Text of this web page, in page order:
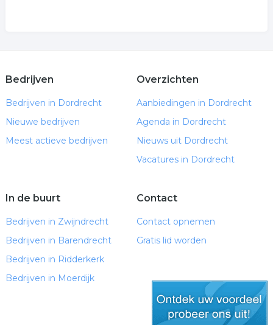
Bedrijven
Bedrijven in Dordrecht
Nieuwe bedrijven
Meest actieve bedrijven
Overzichten
Aanbiedingen in Dordrecht
Agenda in Dordrecht
Nieuws uit Dordrecht
Vacatures in Dordrecht
In de buurt
Bedrijven in Zwijndrecht
Bedrijven in Barendrecht
Bedrijven in Ridderkerk
Bedrijven in Moerdijk
Contact
Contact opnemen
Gratis lid worden